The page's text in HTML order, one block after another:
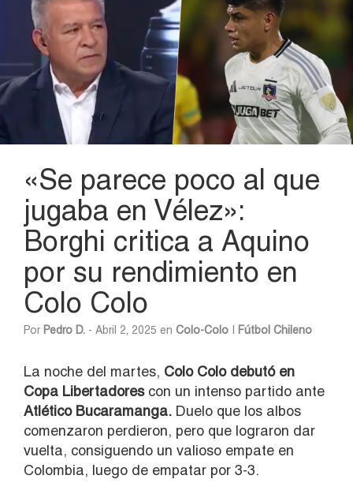
«Se parece poco al que
jugaba en Vélez»:
Borghi critica a Aquino
por su rendimiento en
Colo Colo
Por Pedro D. - Abril 2, 2025 en Colo-Colo Fútbol Chileno
La noche del martes, Colo Colo debutó en
Copa Libertadorescon un intenso partido ante
Atlético Bucaramanga. Duelo que los albos
comenzaron perdieron, pero que lograron dar
vuelta, consiguendo un valioso empate en
Colombia, luego de empatar por 3-3.